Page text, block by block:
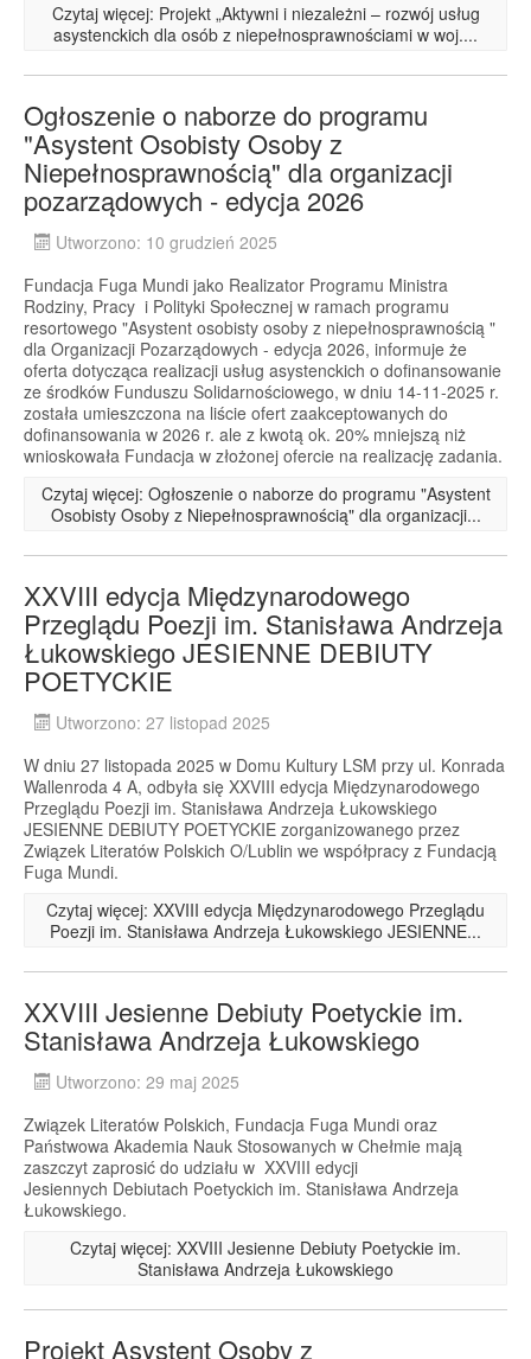
Czytaj więcej: Projekt „Aktywni i niezależni – rozwój usług
asystenckich dla osób z niepełnosprawnościami w woj....
Ogłoszenie o naborze do programu
"Asystent Osobisty Osoby z
Niepełnosprawnością" dla organizacji
pozarządowych - edycja 2026
Utworzono: 10 grudzień 2025
Fundacja Fuga Mundi jako Realizator Programu Ministra
Rodziny, Pracy i Polityki Społecznej w ramach programu
resortowego "Asystent osobisty osoby z niepełnosprawnością "
dla Organizacji Pozarządowych - edycja 2026, informuje że
oferta dotycząca realizacji usług asystenckich o dofinansowanie
ze środków Funduszu Solidarnościowego, w dniu 14-11-2025 r.
została umieszczona na liście ofert zaakceptowanych do
dofinansowania w 2026 r. ale z kwotą ok. 20% mniejszą niż
wnioskowała Fundacja w złożonej ofercie na realizację zadania.
Czytaj więcej: Ogłoszenie o naborze do programu "Asystent
Osobisty Osoby z Niepełnosprawnością" dla organizacji...
XXVIII edycja Międzynarodowego
Przeglądu Poezji im. Stanisława Andrzeja
Łukowskiego JESIENNE DEBIUTY
POETYCKIE
Utworzono: 27 listopad 2025
W dniu 27 listopada 2025 w Domu Kultury LSM przy ul. Konrada
Wallenroda 4 A, odbyła się XXVIII edycja Międzynarodowego
Przeglądu Poezji im. Stanisława Andrzeja Łukowskiego
JESIENNE DEBIUTY POETYCKIE zorganizowanego przez
Związek Literatów Polskich O/Lublin we współpracy z Fundacją
Fuga Mundi.
Czytaj więcej: XXVIII edycja Międzynarodowego Przeglądu
Poezji im. Stanisława Andrzeja Łukowskiego JESIENNE...
XXVIII Jesienne Debiuty Poetyckie im.
Stanisława Andrzeja Łukowskiego
Utworzono: 29 maj 2025
Związek Literatów Polskich, Fundacja Fuga Mundi oraz
Państwowa Akademia Nauk Stosowanych w Chełmie mają
zaszczyt zaprosić do udziału w XXVIII edycji
Jesiennych Debiutach Poetyckich im. Stanisława Andrzeja
Łukowskiego.
Czytaj więcej: XXVIII Jesienne Debiuty Poetyckie im.
Stanisława Andrzeja Łukowskiego
Projekt Asystent Osoby z